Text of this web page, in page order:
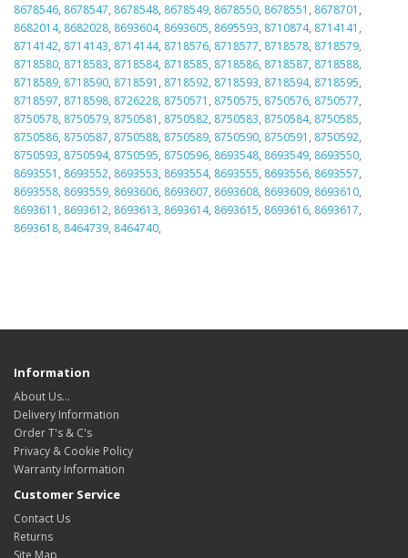
8678546, 8678547, 8678548, 8678549, 8678550, 8678551 , 8678701 ,
8682014, 8682028, 8693604, 8693605, 8695593, 8710874, 8714141 ,
8714142, 8714143, 8714144, 8718576, 8718577, 8718578, 8718579,
8718580, 8718583, 8718584, 8718585, 8718586, 8718587, 8718588,
8718589, 8718590, 8718591 , 8718592, 8718593, 8718594, 8718595,
8718597, 8718598, 8726228, 8750571 , 8750575, 8750576, 8750577,
8750578, 8750579, 8750581 , 8750582, 8750583, 8750584, 8750585,
8750586, 8750587, 8750588, 8750589, 8750590, 8750591 , 8750592,
8750593, 8750594, 8750595, 8750596, 8693548, 8693549, 8693550,
8693551 , 8693552, 8693553, 8693554, 8693555, 8693556, 8693557,
8693558, 8693559, 8693606, 8693607, 8693608, 8693609, 8693610,
8693611 , 8693612, 8693613, 8693614, 8693615, 8693616, 8693617,
8693618, 8464739, 8464740,
Information
About Us…
Delivery Information
Order T's & C's
Privacy & Cookie Policy
Warranty Information
Customer Service
Contact Us
Returns
Site Map